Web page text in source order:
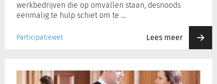
werkbedrijven die op omvallen staan, desnoods
eenmalig te hulp schiet om te …
Participatiewet Lees meer
oordeelt